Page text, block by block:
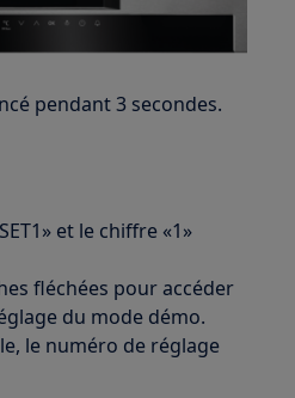
pendant 3 secondes.
et le chiffre «1»
fléchées pour accéder
du mode démo.
le numéro de réglage